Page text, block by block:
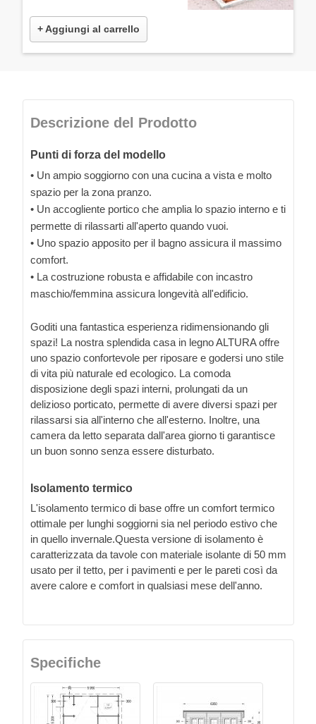
+ Aggiungi al carrello
Descrizione del Prodotto
Punti di forza del modello
• Un ampio soggiorno con una cucina a vista e molto
spazio per la zona pranzo.
• Un accogliente portico che amplia lo spazio interno e ti
permette di rilassarti all'aperto quando vuoi.
• Uno spazio apposito per il bagno assicura il massimo
comfort.
• La costruzione robusta e affidabile con incastro
maschio/femmina assicura longevità all'edificio.
Goditi una fantastica esperienza ridimensionando gli
spazi! La nostra splendida casa in legno ALTURA offre
uno spazio confortevole per riposare e godersi uno stile
di vita più naturale ed ecologico. La comoda
disposizione degli spazi interni, prolungati da un
delizioso porticato, permette di avere diversi spazi per
rilassarsi sia all'interno che all'esterno. Inoltre, una
camera da letto separata dall'area giorno ti garantisce
un buon sonno senza essere disturbato.
Isolamento termico
L'isolamento termico di base offre un comfort termico
ottimale per lunghi soggiorni sia nel periodo estivo che
in quello invernale.Questa versione di isolamento è
caratterizzata da tavole con materiale isolante di 50 mm
usato per il tetto, per i pavimenti e per le pareti così da
avere calore e comfort in qualsiasi mese dell'anno.
Specifiche